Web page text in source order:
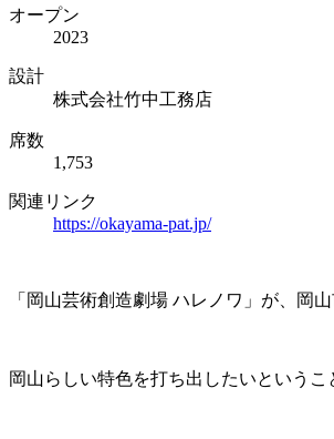
オープン
2023
設計
株式会社竹中工務店
席数
1,753
関連リンク
https://okayama-pat.jp/
「岡山芸術創造劇場 ハレノワ」が、岡
岡山らしい特色を打ち出したいという